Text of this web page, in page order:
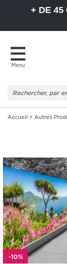
+ DE 45
Menu
Accueil > Autres
-10%